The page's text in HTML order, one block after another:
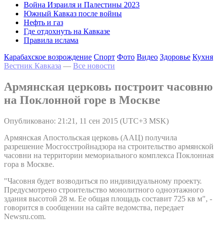
Война Израиля и Палестины 2023
Южный Кавказ после войны
Нефть и газ
Где отдохнуть на Кавказе
Правила ислама
Карабахское возрождение Спорт Фото Видео Здоровье Кухня
Вестник Кавказа — Все новости
Армянская церковь построит часовню
на Поклонной горе в Москве
Опубликовано: 21:21, 11 сен 2015 (UTC+3 MSK)
Армянская Апостольская церковь (ААЦ) получила
разрешение Мосгосстройнадзора на строительство армянской
часовни на территории мемориального комплекса Поклонная
гора в Москве.
"Часовня будет возводиться по индивидуальному проекту.
Предусмотрено строительство монолитного одноэтажного
здания высотой 28 м. Ее общая площадь составит 725 кв м", -
говорится в сообщении на сайте ведомства, передает
Newsru.com.